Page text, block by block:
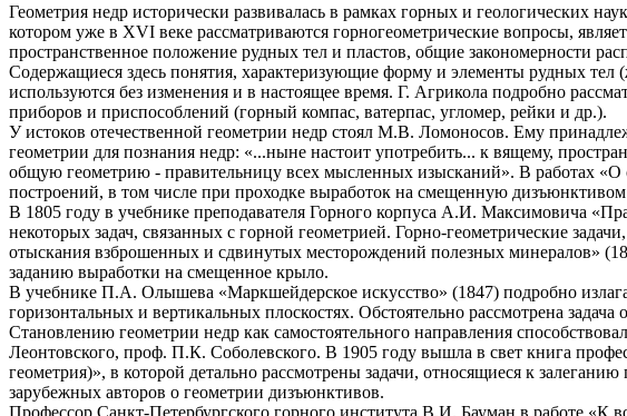
Геометрия недр исторически развивалась в рамках горных и геологических
котором уже в XVI веке рассматриваются горногеометрические вопросы,
пространственное положение рудных тел и пластов, общие закономерности
Содержащиеся здесь понятия, характеризующие форму и элементы рудных
используются без изменения и в настоящее время. Г. Агрикола подробно
приборов и приспособлений (горный компас, ватерпас, угломер, рейки и др.).
У истоков отечественной геометрии недр стоял М.В. Ломоносов. Ему
геометрии для познания недр: «...ныне настоит употребить... к вящему,
общую геометрию - правительницу всех мысленных изысканий». В работах «О
построений, в том числе при проходке выработок на смещенную дизъюнктивом
В 1805 году в учебнике преподавателя Горного корпуса А.И. Максимовича
некоторых задач, связанных с горной геометрией. Горно-геометрические
отыскания взброшенных и сдвинутых месторождений полезных минералов»
заданию выработки на смещенное крыло.
В учебнике П.А. Олышева «Маркшейдерское искусство» (1847) подробно
горизонтальных и вертикальных плоскостях. Обстоятельно рассмотрена
Становлению геометрии недр как самостоятельного направления
Леонтовского, проф. П.К. Соболевского. В 1905 году вышла в свет книга
геометрия)», в которой детально рассмотрены задачи, относящиеся к
зарубежных авторов о геометрии дизъюнктивов.
Профессор Санкт-Петербургского горного института В.И. Бауман в работе «К